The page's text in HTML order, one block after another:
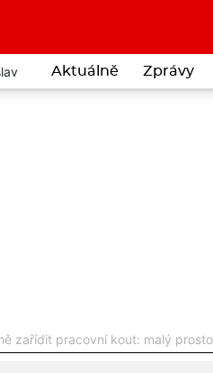
Aktuálně Zprávy
zařídit pracovní kout: malý